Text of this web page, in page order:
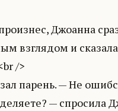
Джоанна
взглядом и
/>
парень. — Не
— спросила